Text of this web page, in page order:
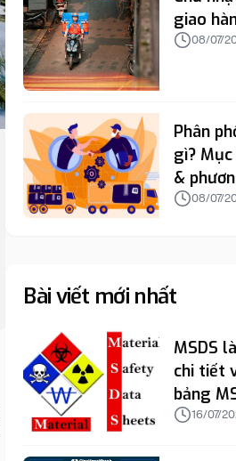
giao
08/07/
Phân
gì?
&
08/07/
Bài viết mới nhất
MSDS
chi tiết
bảng
16/07/